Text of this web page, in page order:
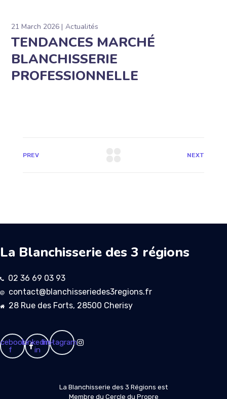
21 March 2026 Actualités
TENDANCES MARCHÉ
BLANCHISSERIE
PROFESSIONNELLE
PREV NEXT
La Blanchisserie des 3 régions
02 36 69 03 93
contact@blanchisseriedes3regions.fr
28 Rue des Forts, 28500 Cherisy
f
Linkedin-
in
Instagram
La Blanchisserie des 3 Régions est
Membre du Cercle du Propre